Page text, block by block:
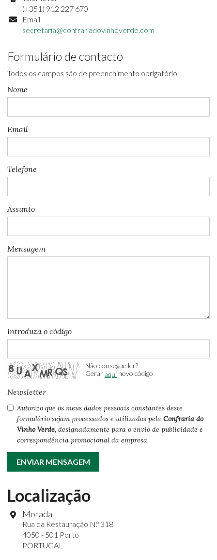
(+351) 912 227 670
Email
secretaria@confrariadovinhoverde.com
Formulário de contacto
Todos os campos são de preenchimento obrigatório
Nome
Email
Telefone
Assunto
Mensagem
Introduza o código
Não consegue ler?
Gerar aqui novo código
Newsletter
Autorizo que os meus dados pessoais constantes deste
formulário sejam processados e utilizados pela Confraria do
Vinho Verde, designadamente para o envio de publicidade e
correspondência promocional da empresa.
ENVIAR MENSAGEM
Localização
Morada
Rua da Restauração N.º 318
4050 - 501 Porto
PORTUGAL